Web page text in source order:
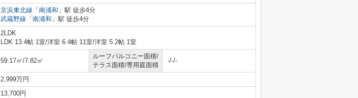
京浜東北線 「 南浦和 」駅 徒歩4分
武蔵野線 「 南浦和 」駅 徒歩4分
2LDK
LDK 13.4帖 1室/洋室 6.4帖 11室/洋室 5.2帖 1室
59.17㎡/7.82㎡
ルーフバルコニー面積/
テラス面積/専用庭面積
-/-/-
2,999万円
13,700円